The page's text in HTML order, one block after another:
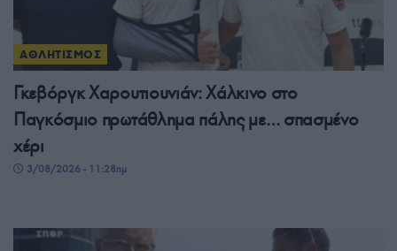
ΑΘΛΗΤΙΣΜΟΣ
Γκεβόργκ Χαρουτιουνιάν: Χάλκινο στο
Παγκόσμιο πρωτάθλημα πάλης με… σπασμένο
χέρι
3/08/2026 - 11:28πμ